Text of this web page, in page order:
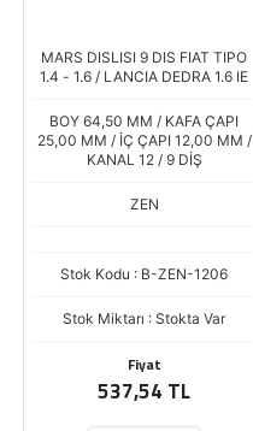
MARS DISLISI 9 DIS FIAT TIPO
1.4 - 1.6 / LANCIA DEDRA 1.6 IE
BOY 64,50 MM / KAFA ÇAPI
25,00 MM / İÇ ÇAPI 12,00 MM /
KANAL 12 / 9 DİŞ
ZEN
Stok Kodu : B-ZEN-1206
Stok Miktarı : Stokta Var
Fiyat
537,54 TL